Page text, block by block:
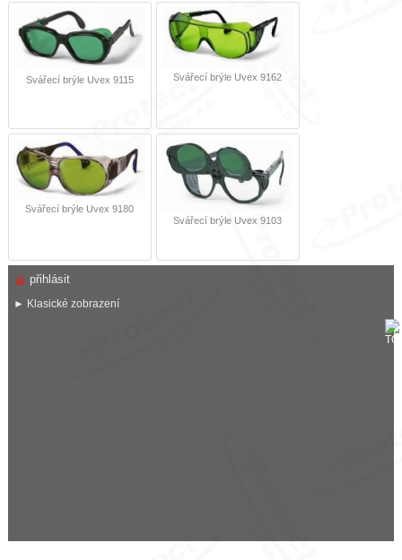
Svářecí brýle Uvex 9115 Svářecí brýle Uvex 9162
Svářecí brýle Uvex 9180
Svářecí brýle Uvex 9103